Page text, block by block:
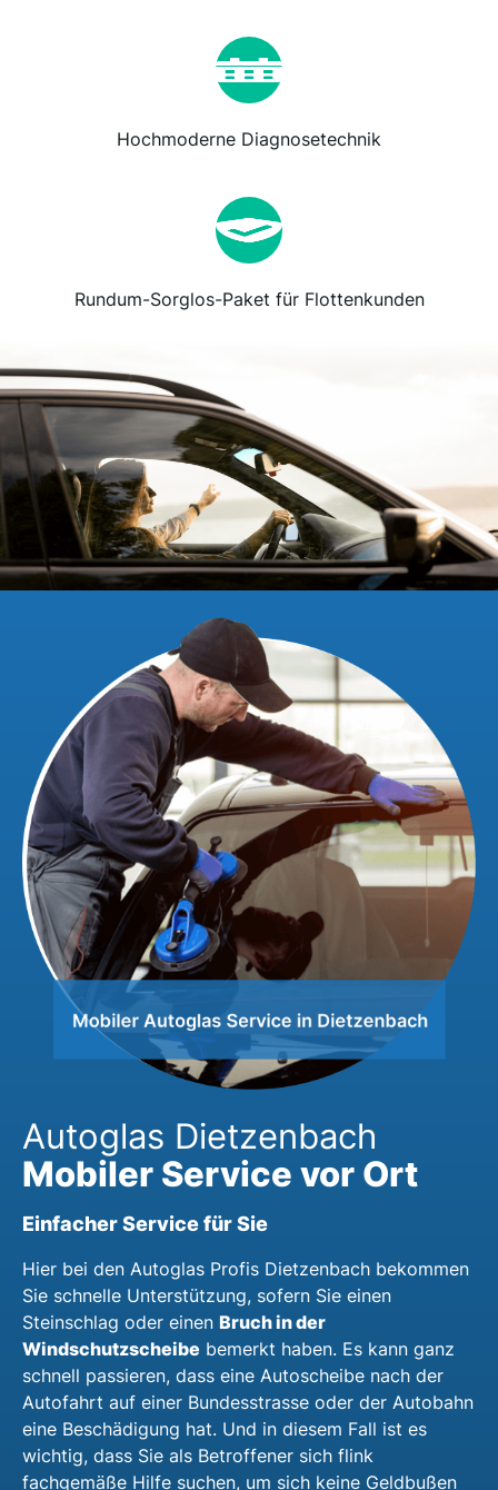
Hochmoderne Diagnosetechnik
Rundum-Sorglos-Paket für Flottenkunden
Autoglas Dietzenbach
Mobiler Service vor Ort
Einfacher Service für Sie
Hier bei den Autoglas Profis Dietzenbach bekommen
Sie schnelle Unterstützung, sofern Sie einen
Steinschlag oder einen Bruch in der
Windschutzscheibe bemerkt haben. Es kann ganz
schnell passieren, dass eine Autoscheibe nach der
Autofahrt auf einer Bundesstrasse oder der Autobahn
eine Beschädigung hat. Und in diesem Fall ist es
wichtig, dass Sie als Betroffener sich flink
fachgemäße Hilfe suchen, um sich keine Geldbußen